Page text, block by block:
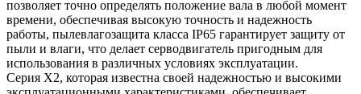
позволяет точно определять положение вала в любой момент
времени, обеспечивая высокую точность и надежность
работы, пылевлагозащита класса IP65 гарантирует защиту от
пыли и влаги, что делает серводвигатель пригодным для
использования в различных условиях эксплуатации.
Серия X2, которая известна своей надежностью и высокими